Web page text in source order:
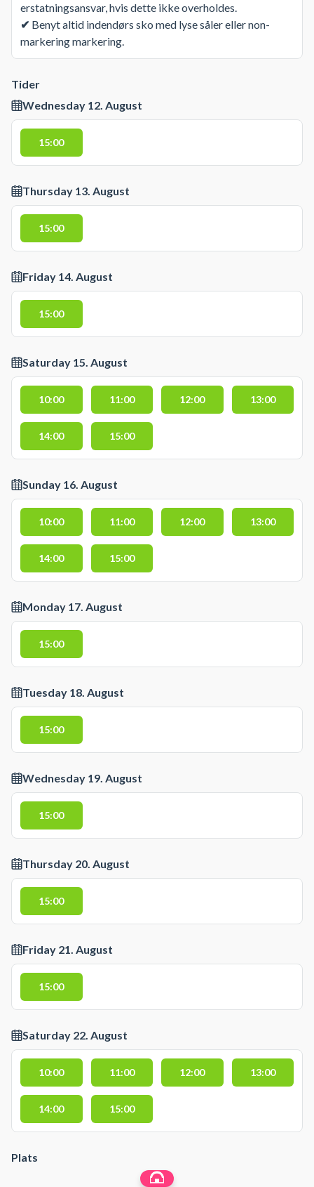
erstatningsansvar, hvis dette ikke overholdes.
✔ Benyt altid indendørs sko med lyse såler eller non-
markering markering.
Tider
Wednesday 12. August
15:00
Thursday 13. August
15:00
Friday 14. August
15:00
Saturday 15. August
10:00 11:00 12:00 13:00
14:00 15:00
Sunday 16. August
10:00 11:00 12:00 13:00
14:00 15:00
Monday 17. August
15:00
Tuesday 18. August
15:00
Wednesday 19. August
15:00
Thursday 20. August
15:00
Friday 21. August
15:00
Saturday 22. August
10:00 11:00 12:00 13:00
14:00 15:00
Plats